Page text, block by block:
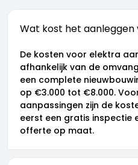
Wat kost het aanleggen
De kosten voor elektra
afhankelijk van de
een complete
op €3.000 tot €8.000.
aanpassingen zijn de
eerst een gratis inspectie
offerte op maat.